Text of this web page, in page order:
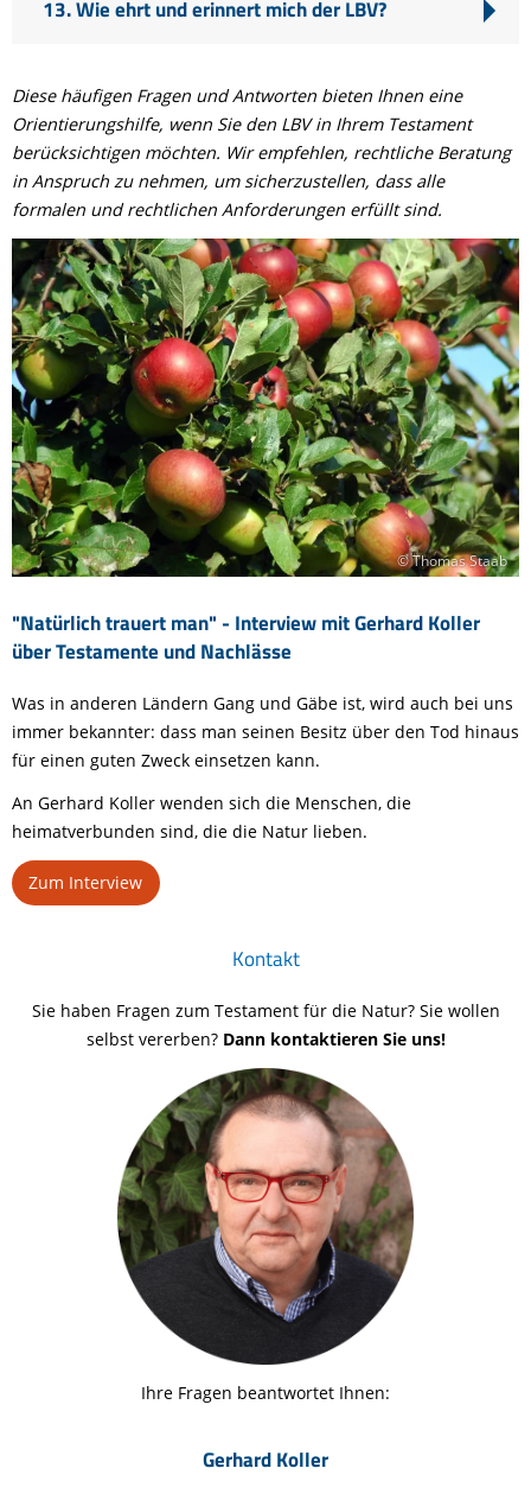
13. Wie ehrt und erinnert mich der LBV?
Diese häufigen Fragen und Antworten bieten Ihnen eine
Orientierungshilfe, wenn Sie den LBV in Ihrem Testament
berücksichtigen möchten. Wir empfehlen, rechtliche Beratung
in Anspruch zu nehmen, um sicherzustellen, dass alle
formalen und rechtlichen Anforderungen erfüllt sind.
"Natürlich trauert man" - Interview mit Gerhard Koller
über Testamente und Nachlässe
© Thomas Staab
Was in anderen Ländern Gang und Gäbe ist, wird auch bei uns
immer bekannter: dass man seinen Besitz über den Tod hinaus
für einen guten Zweck einsetzen kann.
An Gerhard Koller wenden sich die Menschen, die
heimatverbunden sind, die die Natur lieben.
Zum Interview
Kontakt
Sie haben Fragen zum Testament für die Natur? Sie wollen
selbst vererben? Dann kontaktieren Sie uns!
Ihre Fragen beantwortet Ihnen:
Gerhard Koller